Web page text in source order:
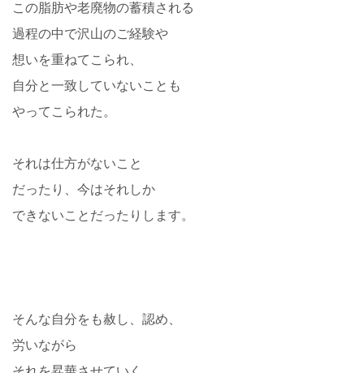
この脂肪や老廃物の蓄積される
過程の中で沢山のご経験や
想いを重ねてこられ、
自分と一致していないことも
やってこられた。
それは仕方がないこと
だったり、今はそれしか
できないことだったりします。
そんな自分をも赦し、認め、
労いながら